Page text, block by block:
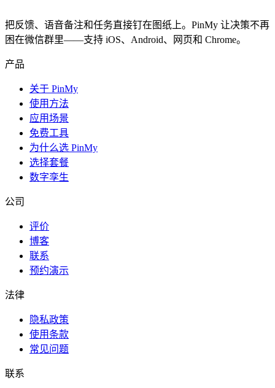
把反馈、语音备注和任务直接钉在图纸上。PinMy 让决策不再
困在微信群里——支持 iOS、Android、网页和 Chrome。
产品
关于 PinMy
使用方法
应用场景
免费工具
为什么选 PinMy
选择套餐
数字孪生
公司
评价
博客
联系
预约演示
法律
隐私政策
使用条款
常见问题
联系